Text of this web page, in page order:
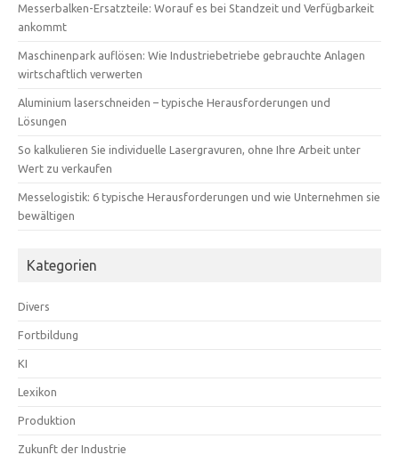
Messerbalken-Ersatzteile: Worauf es bei Standzeit und Verfügbarkeit
ankommt
Maschinenpark auflösen: Wie Industriebetriebe gebrauchte Anlagen
wirtschaftlich verwerten
Aluminium laserschneiden – typische Herausforderungen und
Lösungen
So kalkulieren Sie individuelle Lasergravuren, ohne Ihre Arbeit unter
Wert zu verkaufen
Messelogistik: 6 typische Herausforderungen und wie Unternehmen sie
bewältigen
Kategorien
Divers
Fortbildung
KI
Lexikon
Produktion
Zukunft der Industrie